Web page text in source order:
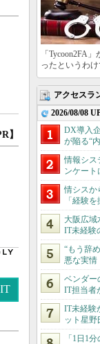
】
「Tycoon2FA
ったというわけ
アクセスラ
2026/08/08
DX導入
が陥る“
情報シス
ンケート
情シス
「経験
大阪広
IT未経験
“もう辞
悪な実情
ベンダ
IT担当者
IT未経験
ット星
「1日1